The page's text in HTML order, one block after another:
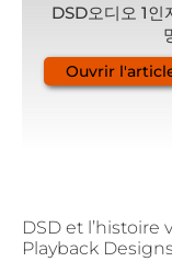
DSD오디오 1
Ouvrir
DSD et l’histoire
Playback